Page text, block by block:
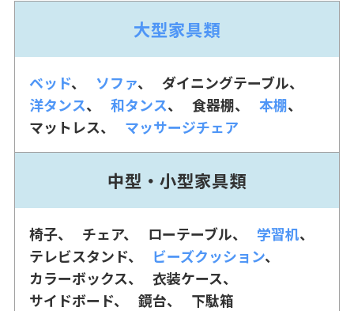
大型家具類
ベッド ソファ
ダイニングテーブル
洋タンス
和タンス 食器棚
本棚
マットレス
マッサージチェア
中型・小型家具類
椅子 チェア ローテーブル
学習机
テレビスタンド
ビーズクッション
カラーボックス
衣装ケース
サイドボード
鏡台 下駄箱